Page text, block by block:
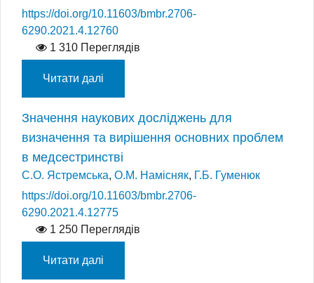
https://doi.org/10.11603/bmbr.2706-
6290.2021.4.12760
1 310 Переглядів
Читати далі
Значення наукових досліджень для
визначення та вирішення основних проблем
в медсестринстві
С.О. Ястремська, О.М. Намісняк, Г.Б. Гуменюк
https://doi.org/10.11603/bmbr.2706-
6290.2021.4.12775
1 250 Переглядів
Читати далі